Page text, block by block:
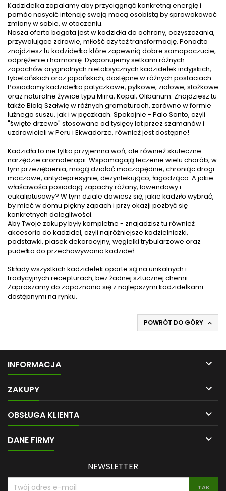
Kadzidełka zapalamy aby przyciągnąć konkretną energię i
pomóc nasycić intencję swoją mocą osobistą by sprowokować
zmiany w sobie, w otoczeniu.
Nasza oferta bogata jest w kadzidła do ochrony, oczyszczania,
przywołujące zdrowie, miłość czy też transformację. Ponadto
znajdziesz tu kadzidełka które zapewnią dobre samopoczucie,
odprężenie i harmonię. Dysponujemy setkami różnych
zapachów oryginalnych nietoksycznych kadzidełek indyjskich,
tybetańskich oraz japońskich, dostępne w różnych postaciach.
Posiadamy kadzidełka patyczkowe, pyłkowe, ziołowe, stożkowe
oraz naturalne żywice typu Mirra, Kopal, Olibanum. Znajdziesz tu
także Białą Szałwię w różnych gramaturach, zarówno w formie
luźnego suszu, jak i w pęczkach. Spokojnie - Palo Santo, czyli
"święte drzewo" stosowane od tysięcy lat przez szamanów i
uzdrowicieli w Peru i Ekwadorze, również jest dostępne!
Kadzidła to nie tylko przyjemna woń, ale również skuteczne
narzędzie aromaterapii. Wspomagają leczenie wielu chorób, w
tym przeziębienia, mogą działać moczopędnie, chroniąc drogi
moczowe, antydepresyjnie, dezynfekująco, łagodząco. A jakie
właściwości posiadają zapachy różany, lawendowy i
eukaliptusowy? W tym dziale dowiesz się, jakie kadziło wybrać,
by mieć w domu piękny zapach i przy okazji pozbyć się
konkretnych dolegliwości.
Aby Twoje zakupy były kompletne - znajadzisz tu również
akcesoria do kadzideł, czyli najróżniejsze kadzielniczki,
podstawki, piasek dekoracyjny, węgielki trybularzowe oraz
pudełka do przechowywania kadzideł.
Składy wszystkich kadzidełek oparte są na unikalnych i
tradycyjnych recepturach, bez żadnej sztucznej chemii.
Zapraszamy do zapoznania się z najlepszymi kadzidełkami
dostępnymi na rynku.
POWRÓT DO GÓRY 
INFORMACJA 
ZAKUPY 
OBSŁUGA KLIENTA 
DANE FIRMY 
NEWSLETTER